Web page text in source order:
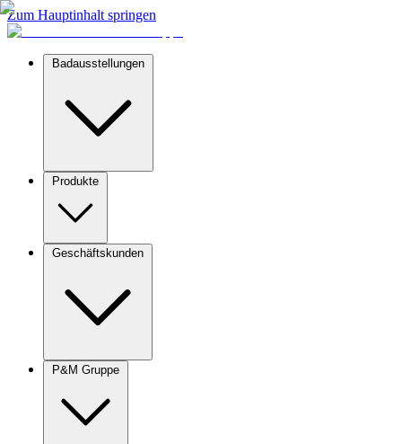
Zum Hauptinhalt springen
Badausstellungen
Produkte
Geschäftskunden
P&M Gruppe